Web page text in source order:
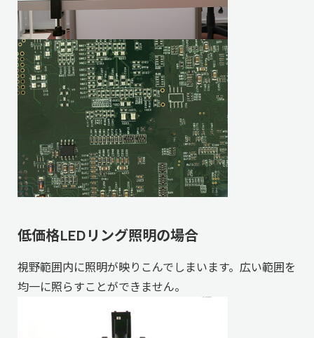
低価格LEDリング照明の場合
視野範囲内に照明が映りこんでしまいます。広い範囲を
均一に照らすことができません。